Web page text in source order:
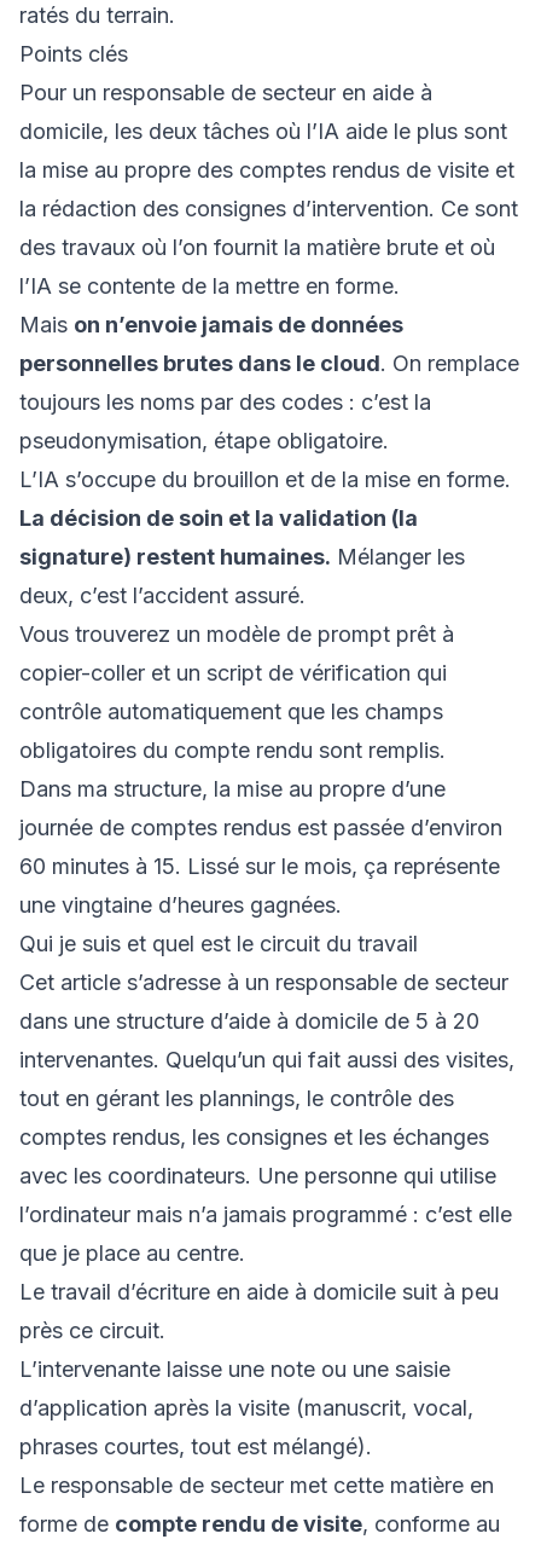
ratés du terrain.
Points clés
Pour un responsable de secteur en aide à
domicile, les deux tâches où l’IA aide le plus sont
la mise au propre des comptes rendus de visite et
la rédaction des consignes d’intervention. Ce sont
des travaux où l’on fournit la matière brute et où
l’IA se contente de la mettre en forme.
Mais on n’envoie jamais de données
personnelles brutes dans le cloud. On remplace
toujours les noms par des codes : c’est la
pseudonymisation, étape obligatoire.
L’IA s’occupe du brouillon et de la mise en forme.
La décision de soin et la validation (la
signature) restent humaines. Mélanger les
deux, c’est l’accident assuré.
Vous trouverez un modèle de prompt prêt à
copier-coller et un script de vérification qui
contrôle automatiquement que les champs
obligatoires du compte rendu sont remplis.
Dans ma structure, la mise au propre d’une
journée de comptes rendus est passée d’environ
60 minutes à 15. Lissé sur le mois, ça représente
une vingtaine d’heures gagnées.
Qui je suis et quel est le circuit du travail
Cet article s’adresse à un responsable de secteur
dans une structure d’aide à domicile de 5 à 20
intervenantes. Quelqu’un qui fait aussi des visites,
tout en gérant les plannings, le contrôle des
comptes rendus, les consignes et les échanges
avec les coordinateurs. Une personne qui utilise
l’ordinateur mais n’a jamais programmé : c’est elle
que je place au centre.
Le travail d’écriture en aide à domicile suit à peu
près ce circuit.
L’intervenante laisse une note ou une saisie
d’application après la visite (manuscrit, vocal,
phrases courtes, tout est mélangé).
Le responsable de secteur met cette matière en
forme de compte rendu de visite, conforme au